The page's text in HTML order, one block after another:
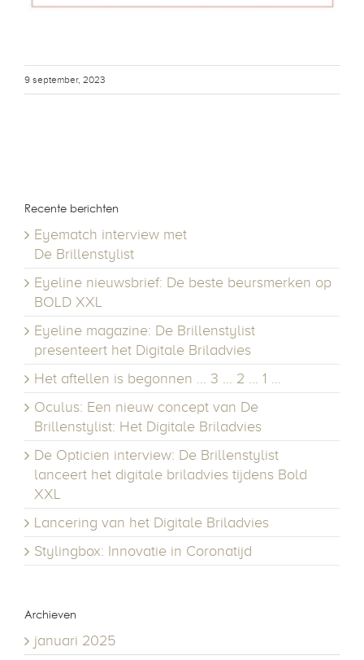
9 september, 2023
Recente berichten
Eyematch interview met
De Brillenstylist
Eyeline nieuwsbrief: De beste beursmerken op
BOLD XXL
Eyeline magazine: De Brillenstylist
presenteert het Digitale Briladvies
Het aftellen is begonnen … 3 … 2 … 1 …
Oculus: Een nieuw concept van De
Brillenstylist: Het Digitale Briladvies
De Opticien interview: De Brillenstylist
lanceert het digitale briladvies tijdens Bold
XXL
Lancering van het Digitale Briladvies
Stylingbox: Innovatie in Coronatijd
Archieven
januari 2025